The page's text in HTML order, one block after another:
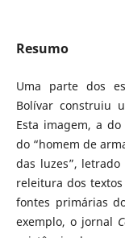
Resumo
Uma parte dos
Bolívar construiu
Esta imagem, a
do “homem de
das luzes”,
releitura dos
fontes primárias
exemplo, o jornal